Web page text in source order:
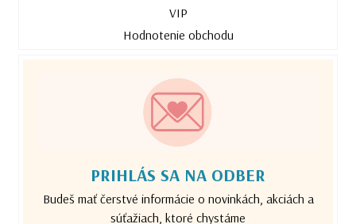
VIP
Hodnotenie obchodu
PRIHLÁS SA NA ODBER
Budeš mať čerstvé informácie o novinkách, akciách a
súťažiach, ktoré chystáme